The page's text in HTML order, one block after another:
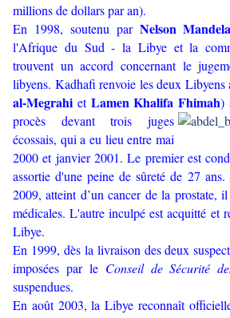
millions de dollars par an).
En 1998, soutenu par Nelson Mandela
l'Afrique du Sud - la Libye et la
trouvent un accord concernant le
libyens. Kadhafi renvoie les deux Libyens
al-Megrahi et Lamen Khalifa Fhimah)
procès devant trois juges
écossais, qui a eu lieu entre mai
2000 et janvier 2001. Le premier est
assortie d'une peine de sûreté de 27
2009, atteint d’un cancer de la prostate,
médicales. L'autre inculpé est acquitté et
Libye.
En 1999, dès la livraison des deux
imposées par le Conseil de Sécurité
suspendues.
En août 2003, la Libye reconnaît